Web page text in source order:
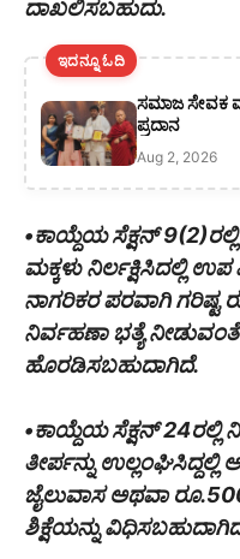
ದಾಖಲಿಸಬಹುದು.
ಇದನ್ನೂ ಓದಿ
ಸಮಾಜ ಸೇವಕ
ಪ್ರದಾನ
Aug 2, 2026
•ಕಾಯ್ದೆಯ ಸೆಕ್ಷನ್
ಮಕ್ಕಳು ನಿರ್ಲಕ್ಷಿಸಿದಲ್ಲಿ
ನಾಗರಿಕರ ಪರವಾಗಿ ಗರಿಷ್ಟ
ನಿರ್ವಹಣಾ ಭತ್ಯೆ
ಹೊರಡಿಸಬಹುದಾಗಿದೆ.
•ಕಾಯ್ದೆಯ ಸೆಕ್ಷನ್
ತೀರ್ಪನ್ನು
ಜೈಲುವಾಸ ಅಥವಾ
ಶಿಕ್ಷೆಯನ್ನು